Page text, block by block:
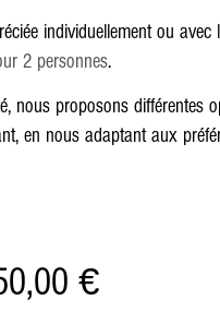
individuellement ou avec
2 personnes.
nous proposons différentes
en nous adaptant aux
€